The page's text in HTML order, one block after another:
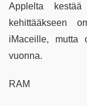
Applelta kestää
kehittääkseen
iMaceille, mutta
vuonna.
RAM